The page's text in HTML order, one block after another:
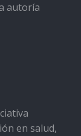
autoría
en salud,